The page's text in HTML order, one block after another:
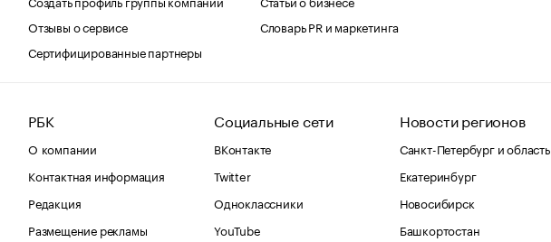
Отзывы о сервисе
Сертифицированные партнеры
Словарь PR и маркетинга
РБК
О компании
Контактная информация
Редакция
Размещение рекламы
Социальные сети
ВКонтакте
Twitter
Одноклассники
YouTube
Новости регионов
Санкт-Петербург и область
Екатеринбург
Новосибирск
Башкортостан